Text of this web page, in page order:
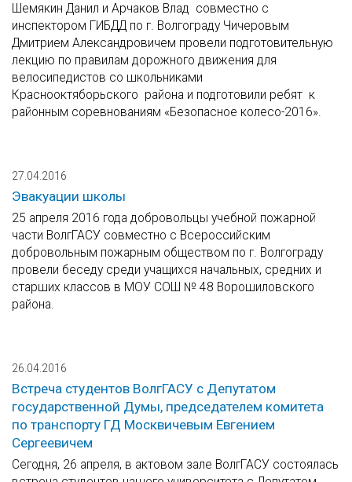
Шемякин Данил и Арчаков Влад совместно с
инспектором ГИБДД по г. Волгограду Чичеровым
Дмитрием Александровичем провели подготовительную
лекцию по правилам дорожного движения для
велосипедистов со школьниками
Краснооктяборьского района и подготовили ребят к
районным соревнованиям «Безопасное колесо-2016».
27.04.2016
Эвакуации школы
25 апреля 2016 года добровольцы учебной пожарной
части ВолгГАСУ совместно с Всероссийским
добровольным пожарным обществом по г. Волгограду
провели беседу среди учащихся начальных, средних и
старших классов в МОУ СОШ № 48 Ворошиловского
района.
26.04.2016
Встреча студентов ВолгГАСУ с Депутатом
государственной Думы, председателем комитета
по транспорту ГД Москвичевым Евгением
Сергеевичем
Сегодня, 26 апреля, в актовом зале ВолгГАСУ состоялась